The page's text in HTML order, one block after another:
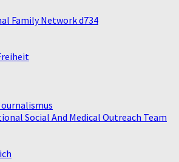
Family Network d734
Social And Medical Outreach Team